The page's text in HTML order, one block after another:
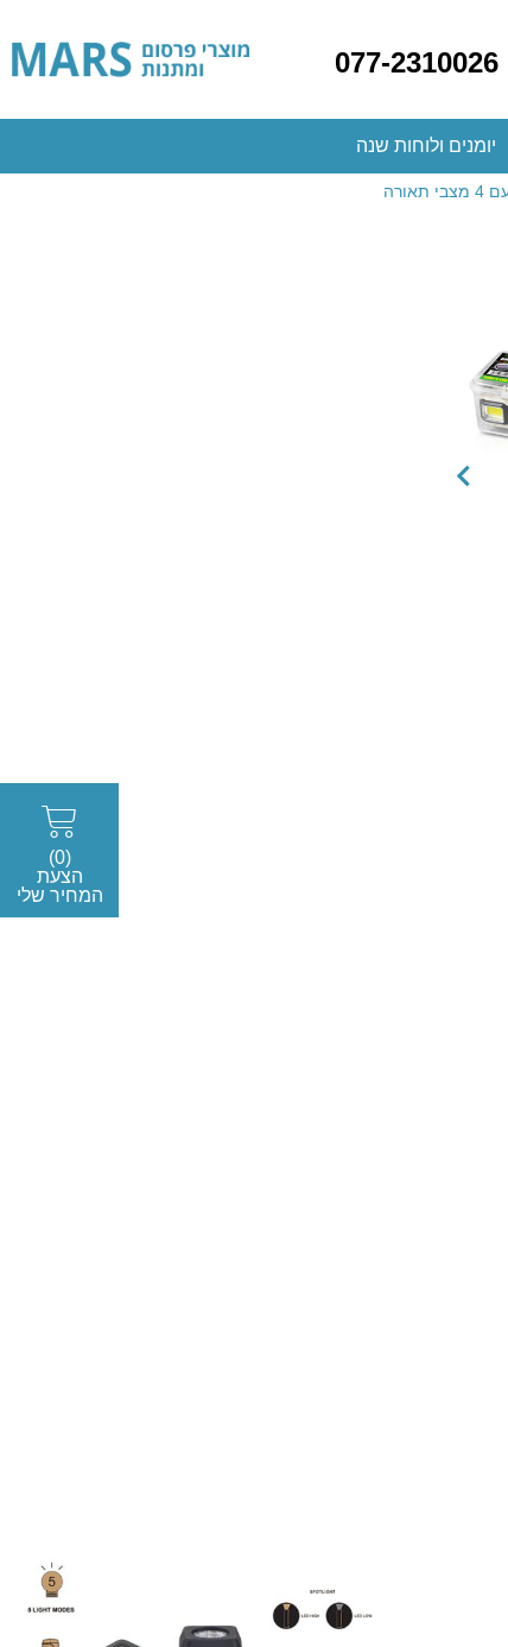
077-2310026
יומנים ולוחות שנה
(0)
הצעת
המחיר שלי